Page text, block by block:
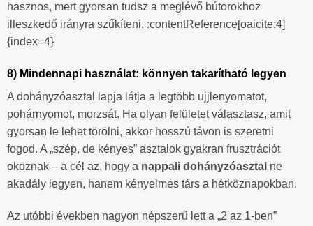
hasznos, mert gyorsan tudsz a meglévő bútorokhoz
illeszkedő irányra szűkíteni. :contentReference[oaicite:4]
{index=4}
8) Mindennapi használat: könnyen takarítható legyen
A dohányzóasztal lapja látja a legtöbb ujjlenyomatot,
pohárnyomot, morzsát. Ha olyan felületet választasz, amit
gyorsan le lehet törölni, akkor hosszú távon is szeretni
fogod. A „szép, de kényes” asztalok gyakran frusztrációt
okoznak – a cél az, hogy a nappali dohányzóasztal ne
akadály legyen, hanem kényelmes társ a hétköznapokban.
Az utóbbi években nagyon népszerű lett a „2 az 1-ben”